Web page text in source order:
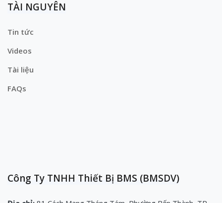
TÀI NGUYÊN
Tin tức
Videos
Tài liệu
FAQs
Công Ty TNHH Thiết Bị BMS (BMSDV)